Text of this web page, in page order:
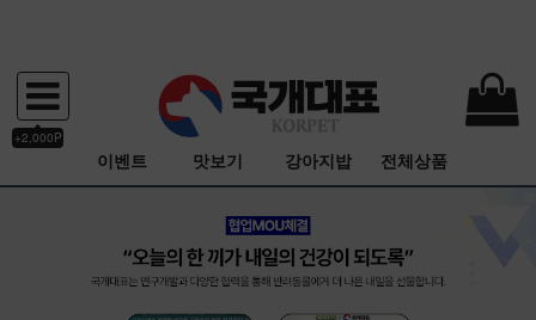
+2,000P
이벤트 맛보기 강아지밥 전체상품